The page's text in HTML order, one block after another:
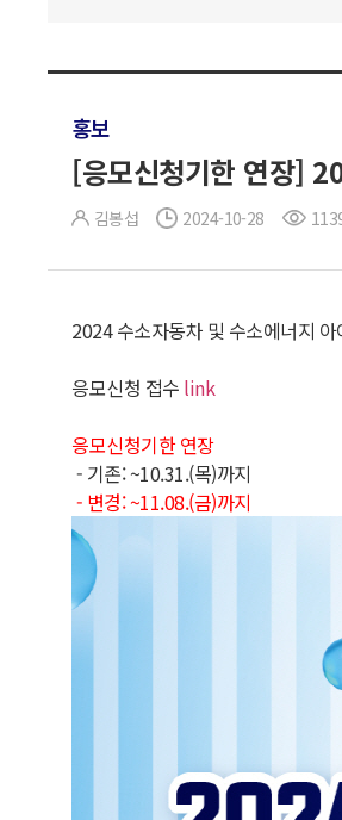
홍보
[응모신청기한 연장]
김봉섭 2024-10-28
2024 수소자동차 및 수소에너지
응모신청 접수 link
응모신청기한 연장
- 기존: ~10.31.(목)까지
- 변경: ~11.08.(금)까지